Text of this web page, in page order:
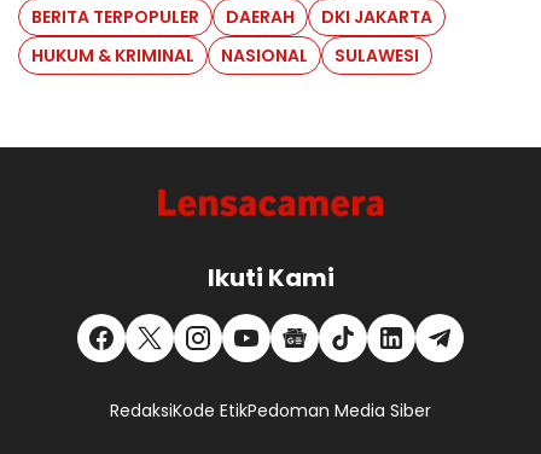
BERITA TERPOPULER
DAERAH
DKI JAKARTA
HUKUM & KRIMINAL
NASIONAL SULAWESI
Ikuti Kami
RedaksiKode EtikPedoman Media Siber